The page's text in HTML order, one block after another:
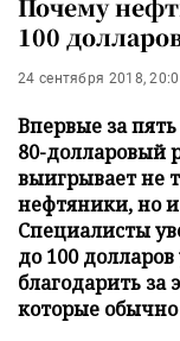
Почему
100
24 сентября 2018,
Впервые за
80-долларовый
выигрывает не
нефтяники, но и
Специалисты
до 100
благодарить за
которые